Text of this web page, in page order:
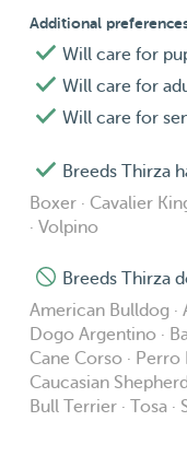
Additional
Will care for
Will care for
Will care for
Breeds Thirza
Boxer · Cavalier
· Volpino
Breeds Thirza
American Bulldog ·
Dogo Argentino ·
Cane Corso · Perro
Caucasian
Bull Terrier · Tosa